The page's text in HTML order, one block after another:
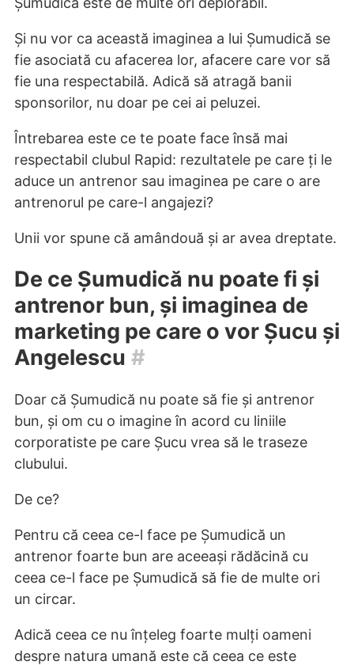
Și nu vor ca această imaginea a lui Șumudică se
fie asociată cu afacerea lor, afacere care vor să
fie una respectabilă. Adică să atragă banii
sponsorilor, nu doar pe cei ai peluzei.
Întrebarea este ce te poate face însă mai
respectabil clubul Rapid: rezultatele pe care ți le
aduce un antrenor sau imaginea pe care o are
antrenorul pe care-l angajezi?
Unii vor spune că amândouă și ar avea dreptate.
De ce Șumudică nu poate fi și
antrenor bun, și imaginea de
marketing pe care o vor Șucu și
Angelescu #
Doar că Șumudică nu poate să fie și antrenor
bun, și om cu o imagine în acord cu liniile
corporatiste pe care Șucu vrea să le traseze
clubului.
De ce?
Pentru că ceea ce-l face pe Șumudică un
antrenor foarte bun are aceeași rădăcină cu
ceea ce-l face pe Șumudică să fie de multe ori
un circar.
Adică ceea ce nu înțeleg foarte mulți oameni
despre natura umană este că ceea ce este